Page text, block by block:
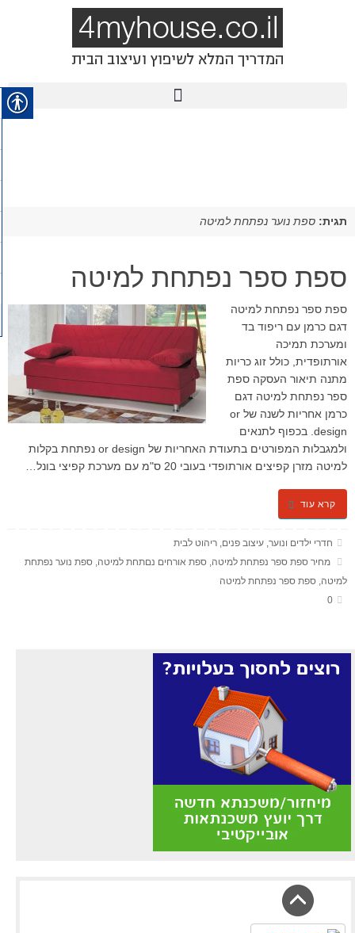
תגית: ספת נוער נפתחת למיטה
ספת ספר נפתחת למיטה
ספת ספר נפתחת למיטה
דגם כרמן עם ריפוד בד
ומערכת תמיכה
אורתופדית, כולל זוג כריות
מתנה תיאור העסקה ספת
ספר נפתחת למיטה דגם
כרמן אחריות לשנה של or
design. בכפוף לתנאים
ולמגבלות המפורטים בתעודת האחריות של or design נפתחת בקלות
למיטה מזרן קפיצים אורתופדי בעובי 20 ס"מ עם מערכת קפיצי בונל…
קרא עוד
חדרי ילדים ונוער, עיצוב פנים ריהוט לבית
מחיר ספת ספר נפתחת למיטה ספת אורחים נםתחת למיטה ספת נוער נפתחת
למיטה ספת ספר נפתחת למיטה
0